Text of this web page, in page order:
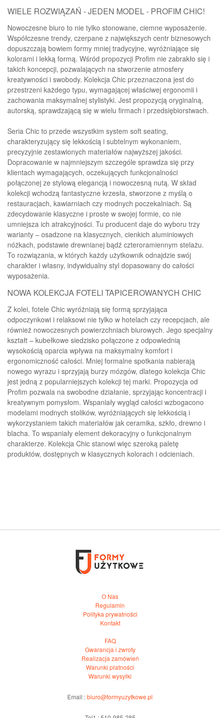
WIELE ROZWIĄZAŃ - JEDEN MODEL - PROFIM CHIC!
Nowoczesne biuro to nie tylko stonowane, ciemne wyposażenie.
Współczesne trendy, czerpane z największych centr biznesowych
dopuszczają bowiem formy mniej tradycyjne, wyróżniające się
kolorami i lekką formą. Wśród propozycji Profim nie zabrakło się i
takich koncepcji, pozwalających na stworzenie atmosfery
kreatywności i swobody. Kolekcja Chic przeznaczona jest do
przestrzeni każdego typu, wymagającej właściwej ergonomii i
zachowania maksymalnej stylistyki. Jest propozycją oryginalną,
autorską, sprawdzającą się w wielu firmach i przedsiębiorstwach.
Seria Chic to przede wszystkim system soft seating,
charakteryzujący się lekkością i subtelnym wykonaniem,
precyzyjnie zestawionych materiałów najwyższej jakości.
Dopracowanie w najmniejszym szczególe sprawdza się przy
klientach wymagających, oczekujących funkcjonalności
połączonej ze stylową elegancją i nowoczesną nutą. W skład
kolekcji wchodzą fantastyczne krzesła, stworzone z myślą o
restauracjach, kawiarniach czy modnych poczekalniach. Są
zdecydowanie klasyczne i proste w swojej formie, co nie
umniejsza ich atrakcyjności. Tu producent daje do wyboru trzy
warianty – osadzone na klasycznych, cienkich aluminiowych
nóżkach, podstawie drewnianej bądź czteroramiennym stelażu.
To rozwiązania, w których każdy użytkownik odnajdzie swój
charakter i własny, indywidualny styl dopasowany do całości
wyposażenia.
NOWA KOLEKCJA FOTELI TAPICEROWANYCH CHIC
Z kolei, fotele Chic wyróżniają się formą sprzyjająca
odpoczynkowi i relaksowi nie tylko w hotelach czy recepcjach, ale
również nowoczesnych powierzchniach biurowych. Jego specjalny
kształt – kubełkowe siedzisko połączone z odpowiednią
wysokością oparcia wpływa na maksymalny komfort i
ergonomiczność całości. Mniej formalne spotkania nabierają
nowego wyrazu i sprzyjają burzy mózgów, dlatego kolekcja Chic
jest jedną z popularniejszych kolekcji tej marki. Propozycja od
Profim pozwala na swobodne działanie, sprzyjając koncentracji i
kreatywnym pomysłom. Wspaniały wygląd całości wzbogacono
modelami modnych stolików, wyróżniających się lekkością i
wykorzystaniem takich materiałów jak ceramika, szkło, drewno i
blacha. To wspaniały element dekoracyjny o funkcjonalnym
charakterze. Kolekcja Chic stanowi więc szeroką paletę
produktów, dostępnych w klasycznych kolorach i odcieniach.
O Nas
Regulamin
Polityka prywatności
Kontakt
FAQ
Gwarancja i zwroty
Realizacja zamówień
Warunki płatności
Warunki wysyłki
Email :biuro@formyuzytkowe.pl